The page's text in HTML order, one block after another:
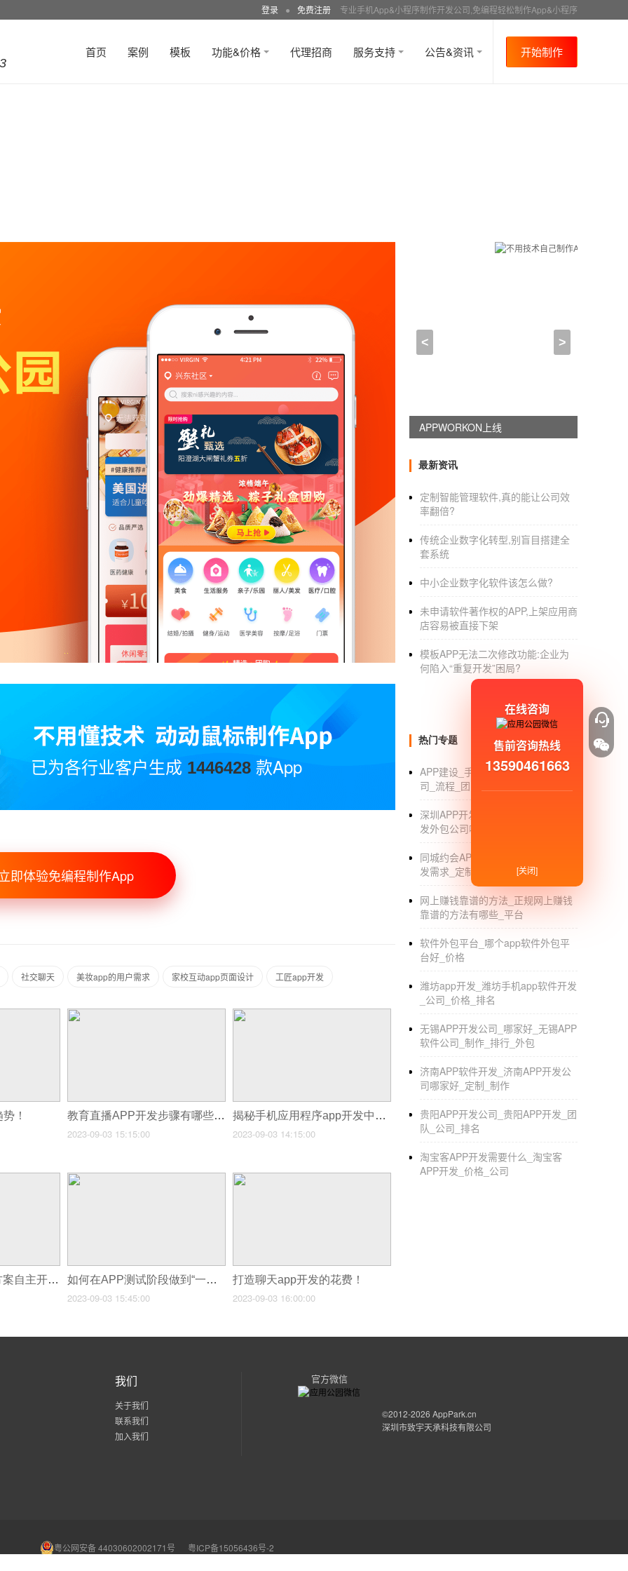
登录 ● 免费注册 专业手机App&小程序制作开发公司,免编程轻松制作App&小程序
首页 案例 模板 功能&价格 代理招商 服务支持 公告&资讯 开始制作
2022-01-20 09:30:00
是毋庸置疑的，因为无
1.页面不需要华而不实。
我不知道为什么，但这完全没有必要。多节
可以吸引消费者的注意力，但也会让消费者
2.不要过度细分产品。
根据不同的需求，产品分类项目的数量会有
为裙子和连衣裙，但不要分为裙子、连衣裙
糊，也会和销售理念产生冲突。
如果分类太细，消费者想买什么样的产品会
裙，因为这不是女性为数不多次冲动消费。
了，消费者的选择也太多了，所以消费者体
省钱。
4.产品推广没有太多。
钱，只要几张能突出产品特色的图片就可以了
花钱买绩效
根据目前的调查数据，我们非常注重流畅性
总而言之，我们应该愿意在稳定性上花钱，
在该花的地方，不要把钱花在不该花的地方。
阅读卷：
已为各行业客户生成 1446428 款App
即体验免编程制作App
社交聊天 美妆app的用户需求 家校互动app页面设计 工匠app开发
！ 教育直播APP开发步骤有哪些？
2023-09-03 15:15:00
揭秘手机应用程序app开发中的隐私保护问题
2023-09-03 14:15:00
软件开发难题解决方案自主开发 vs 外包哪种更适合你？ 如何在APP测试阶段做到“一次通过”？
2023-09-03 15:45:00
打造聊天app开发的花费！
2023-09-03 16:00:00
< >
不用技术自己制作App
最新资讯
定制智能管理软件,真的能让公司效
率翻倍?
传统企业数字化转型,别盲目搭建全
套系统
中小企业数字化软件该怎么做?
未申请软件著作权的APP,上架应用商
店容易被直接下架
模板APP无法二次修改功能:企业为
何陷入“重复开发”困局?
热门专题
APP建设_手机APP建设方案_开发公
司_流程_团队
深圳APP开发外包_深圳安卓APP开
发外包公司哪家好_排名
同城约会APP开发_同城约会APP开
发需求_定制外包_公司
网上赚钱靠谱的方法_正规网上赚钱
靠谱的方法有哪些_平台
软件外包平台_哪个app软件外包平
台好_价格
潍坊app开发_潍坊手机app软件开发
_公司_价格_排名
无锡APP开发公司_哪家好_无锡APP
软件公司_制作_排行_外包
济南APP软件开发_济南APP开发公
司哪家好_定制_制作
贵阳APP开发公司_贵阳APP开发_团
队_公司_排名
淘宝客APP开发需要什么_淘宝客
APP开发_价格_公司
我们
关于我们
联系我们
加入我们
官方微信
©2012-2026 AppPark.cn
深圳市致宇天承科技有限公司
粤公网安备 44030602002171号 粤ICP备15056436号-2
在线咨询
售前咨询热线
13590461663
[关闭]